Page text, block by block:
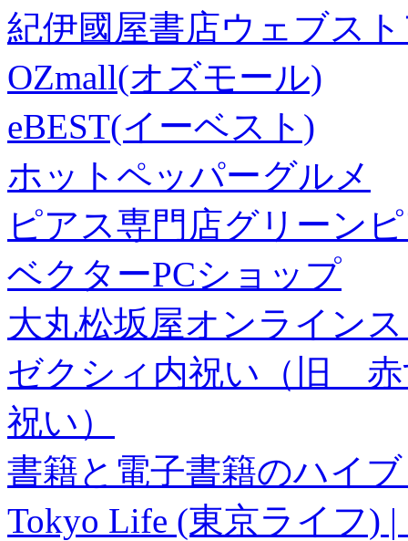
紀伊國屋書店ウェブス
OZmall(オズモール)
eBEST(イーベスト)
ホットペッパーグルメ
ピアス専門店グリーン
ベクターPCショップ
大丸松坂屋オンライン
ゼクシィ内祝い（旧 赤
祝い）
書籍と電子書籍のハイ
Tokyo Life (東京ライフ)